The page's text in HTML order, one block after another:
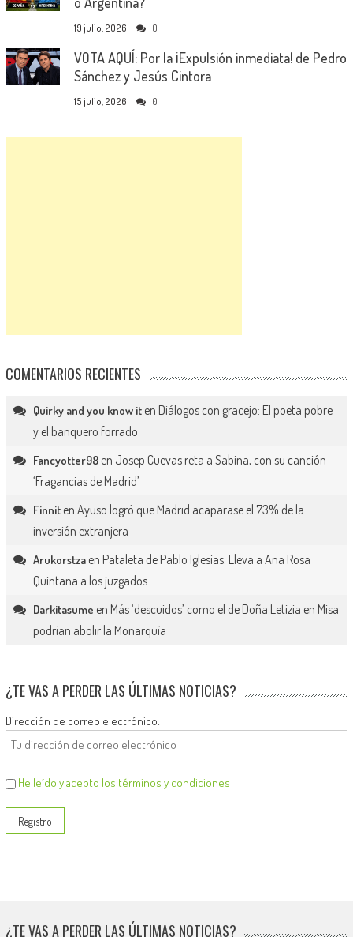
19 julio, 2026 0
VOTA AQUÍ: Por la ¡Expulsión inmediata! de Pedro
Sánchez y Jesús Cintora
15 julio, 2026 0
COMENTARIOS RECIENTES
Quirky and you know iten Diálogos con gracejo: El poeta pobre
y el banquero forrado
Fancyotter98en Josep Cuevas reta a Sabina, con su canción
‘Fragancias de Madrid’
Finniten Ayuso logró que Madrid acaparase el 73% de la
inversión extranjera
Arukorstzaen Pataleta de Pablo Iglesias: Lleva a Ana Rosa
Quintana a los juzgados
Darkitasume en Más ‘descuidos’ como el de Doña Letizia en Misa
podrían abolir la Monarquía
¿TE VAS A PERDER LAS ÚLTIMAS NOTICIAS?
Dirección de correo electrónico:
He leído y acepto los términos y condiciones
¿TE VAS A PERDER LAS ÚLTIMAS NOTICIAS?